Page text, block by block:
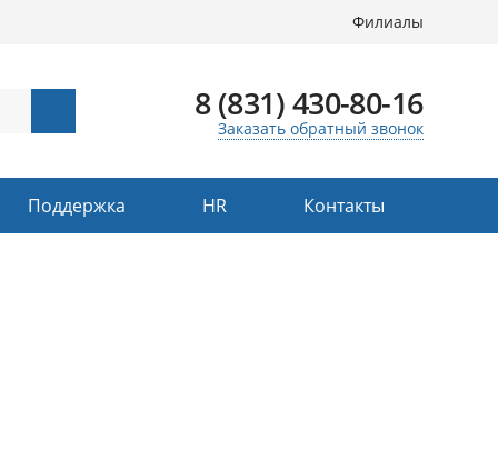
Филиалы
8 (831) 430-80-16
Заказать обратный звонок
Поддержка HR Контакты